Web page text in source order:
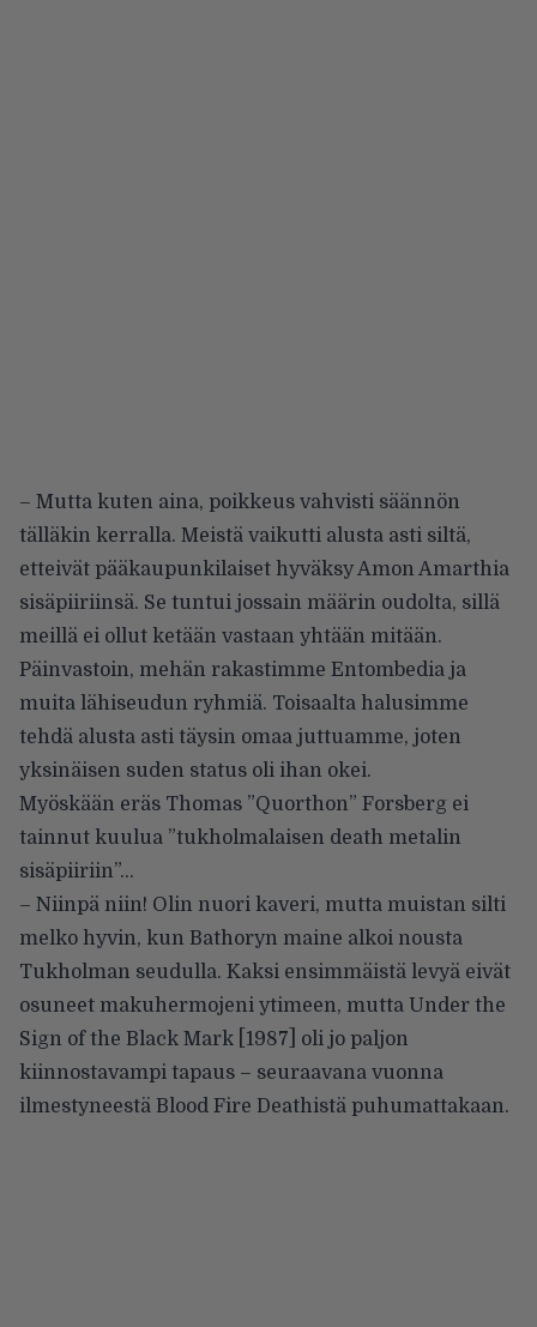
– Mutta kuten aina, poikkeus vahvisti säännön
tälläkin kerralla. Meistä vaikutti alusta asti siltä,
etteivät pääkaupunkilaiset hyväksy Amon Amarthia
sisäpiiriinsä. Se tuntui jossain määrin oudolta, sillä
meillä ei ollut ketään vastaan yhtään mitään.
Päinvastoin, mehän rakastimme Entombedia ja
muita lähiseudun ryhmiä. Toisaalta halusimme
tehdä alusta asti täysin omaa juttuamme, joten
yksinäisen suden status oli ihan okei.
Myöskään eräs Thomas ”Quorthon” Forsberg ei
tainnut kuulua ”tukholmalaisen death metalin
sisäpiiriin”…
– Niinpä niin! Olin nuori kaveri, mutta muistan silti
melko hyvin, kun Bathoryn maine alkoi nousta
Tukholman seudulla. Kaksi ensimmäistä levyä eivät
osuneet makuhermojeni ytimeen, mutta Under the
Sign of the Black Mark [1987] oli jo paljon
kiinnostavampi tapaus – seuraavana vuonna
ilmestyneestä Blood Fire Deathistä puhumattakaan.